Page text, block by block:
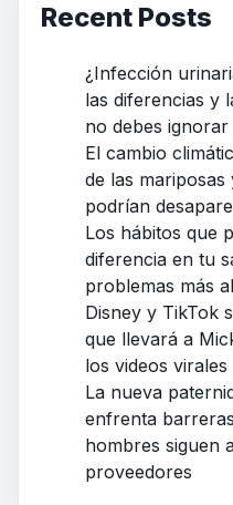
Recent Posts
¿Infección
las diferencias y
no debes ignorar
El cambio
de las mariposas
podrían
Los hábitos que
diferencia en tu
problemas más
Disney y TikTok
que llevará a
los videos virales
La nueva
enfrenta
hombres siguen
proveedores